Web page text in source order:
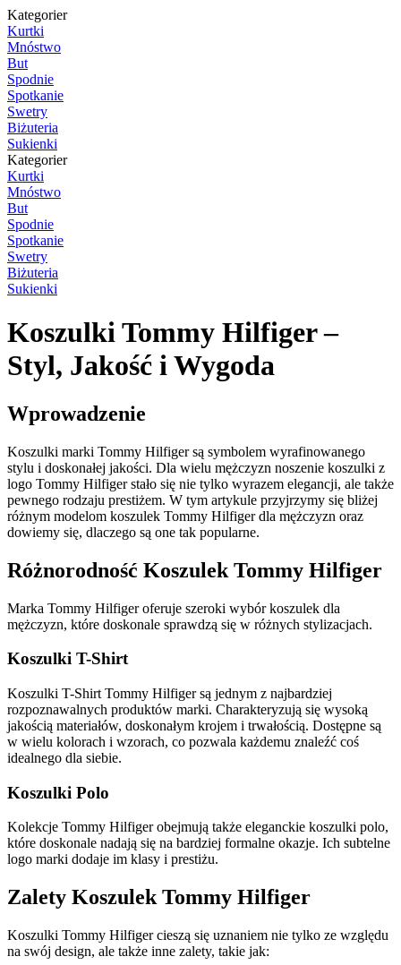
Kategorier
Kurtki
Mnóstwo
But
Spodnie
Spotkanie
Swetry
Biżuteria
Sukienki
Kategorier
Kurtki
Mnóstwo
But
Spodnie
Spotkanie
Swetry
Biżuteria
Sukienki
Koszulki Tommy Hilfiger –
Styl, Jakość i Wygoda
Wprowadzenie
Koszulki marki Tommy Hilfiger są symbolem wyrafinowanego
stylu i doskonałej jakości. Dla wielu mężczyzn noszenie koszulki z
logo Tommy Hilfiger stało się nie tylko wyrazem elegancji, ale także
pewnego rodzaju prestiżem. W tym artykule przyjrzymy się bliżej
różnym modelom koszulek Tommy Hilfiger dla mężczyzn oraz
dowiemy się, dlaczego są one tak popularne.
Różnorodność Koszulek Tommy Hilfiger
Marka Tommy Hilfiger oferuje szeroki wybór koszulek dla
mężczyzn, które doskonale sprawdzą się w różnych stylizacjach.
Koszulki T-Shirt
Koszulki T-Shirt Tommy Hilfiger są jednym z najbardziej
rozpoznawalnych produktów marki. Charakteryzują się wysoką
jakością materiałów, doskonałym krojem i trwałością. Dostępne są
w wielu kolorach i wzorach, co pozwala każdemu znaleźć coś
idealnego dla siebie.
Koszulki Polo
Kolekcje Tommy Hilfiger obejmują także eleganckie koszulki polo,
które doskonale nadają się na bardziej formalne okazje. Ich subtelne
logo marki dodaje im klasy i prestiżu.
Zalety Koszulek Tommy Hilfiger
Koszulki Tommy Hilfiger cieszą się uznaniem nie tylko ze względu
na swój design, ale także inne zalety, takie jak: